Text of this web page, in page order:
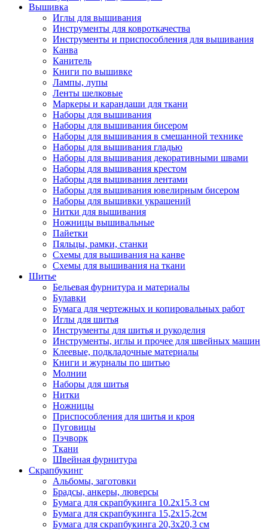
Вышивка
Иглы для вышивания
Инструменты для ковроткачества
Инструменты и приспособления для вышивания
Канва
Канитель
Книги по вышивке
Лампы, лупы
Ленты шелковые
Маркеры и карандаши для ткани
Наборы для вышивания
Наборы для вышивания бисером
Наборы для вышивания в смешанной технике
Наборы для вышивания гладью
Наборы для вышивания декоративными швами
Наборы для вышивания крестом
Наборы для вышивания лентами
Наборы для вышивания ювелирным бисером
Наборы для вышивки украшений
Нитки для вышивания
Ножницы вышивальные
Пайетки
Пяльцы, рамки, станки
Схемы для вышивания на канве
Схемы для вышивания на ткани
Шитье
Бельевая фурнитура и материалы
Булавки
Бумага для чертежных и копировальных работ
Иглы для шитья
Инструменты для шитья и рукоделия
Инструменты, иглы и прочее для швейных машин
Клеевые, подкладочные материалы
Книги и журналы по шитью
Молнии
Наборы для шитья
Нитки
Ножницы
Приспособления для шитья и кроя
Пуговицы
Пэчворк
Ткани
Швейная фурнитура
Скрапбукинг
Альбомы, заготовки
Брадсы, анкеры, люверсы
Бумага для скрапбукинга 10.2х15.3 см
Бумага для скрапбукинга 15,2х15,2см
Бумага для скрапбукинга 20,3х20,3 см